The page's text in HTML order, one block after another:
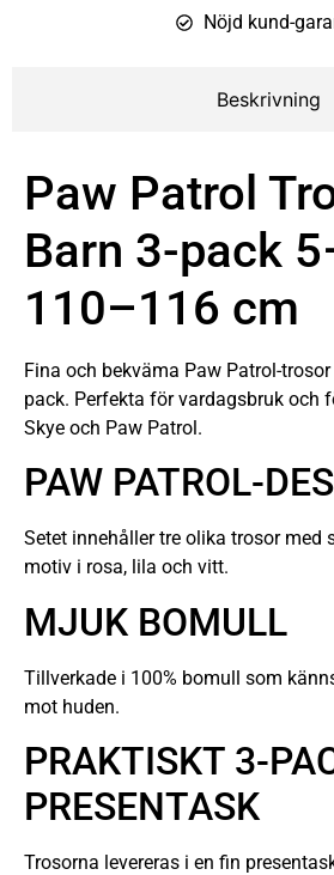
Nöjd kund-
Beskrivning
Paw Patrol
Barn 3-pack
110–116 cm
Fina och bekväma Paw Patrol-
pack. Perfekta för vardagsbruk och
Skye och Paw Patrol.
PAW PATROL-
Setet innehåller tre olika trosor med
motiv i rosa, lila och vitt.
MJUK BOMULL
Tillverkade i 100% bomull som
mot huden.
PRAKTISKT 3-
PRESENTASK
Trosorna levereras i en fin